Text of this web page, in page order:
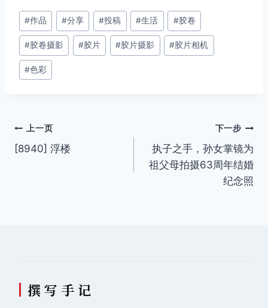
文
章
标
签：
#作品 #分享 #投稿 #生活 #胶卷
#胶卷摄影 #胶片 #胶片摄影 #胶片相机
#色彩
文
章
上一页
[8940] 浮楼
下一步
执子之手，孙女掌镜为
祖父母拍摄63周年结婚
纪念照
撰 写 手 记